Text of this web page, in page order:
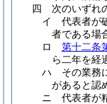
四
次のいずれ
イ
代表者が
者である場
ロ
第十二条
ら二年を経
ハ
その業務
があると認
ニ
代表者が